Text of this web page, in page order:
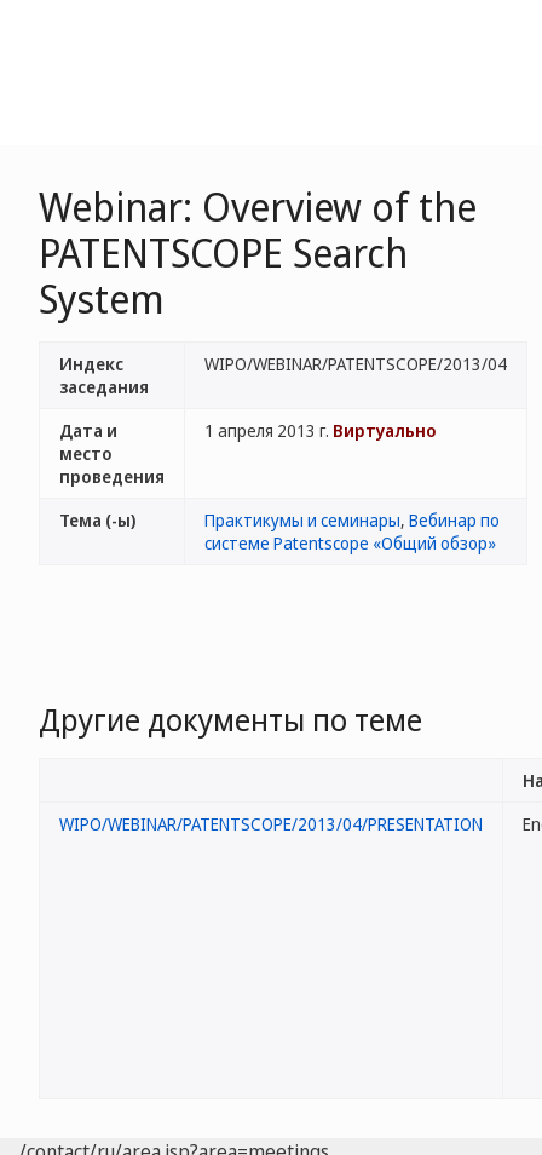
Webinar: Overview of the
PATENTSCOPE Search
System
Индекс
заседания
WIPO/WEBINAR/PATENTSCOPE/2013/04
Дата и
место
проведения
1 апреля 2013 г. Виртуально
Тема (-ы) Практикумы и семинары, Вебинар по
системе Patentscope «Общий обзор»
Другие документы по теме
WIPO/WEBINAR/PATENTSCOPE/2013/04/PRESENTATION